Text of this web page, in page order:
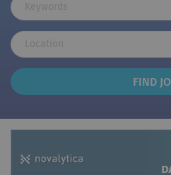
Location
Find
Jobs
FIND